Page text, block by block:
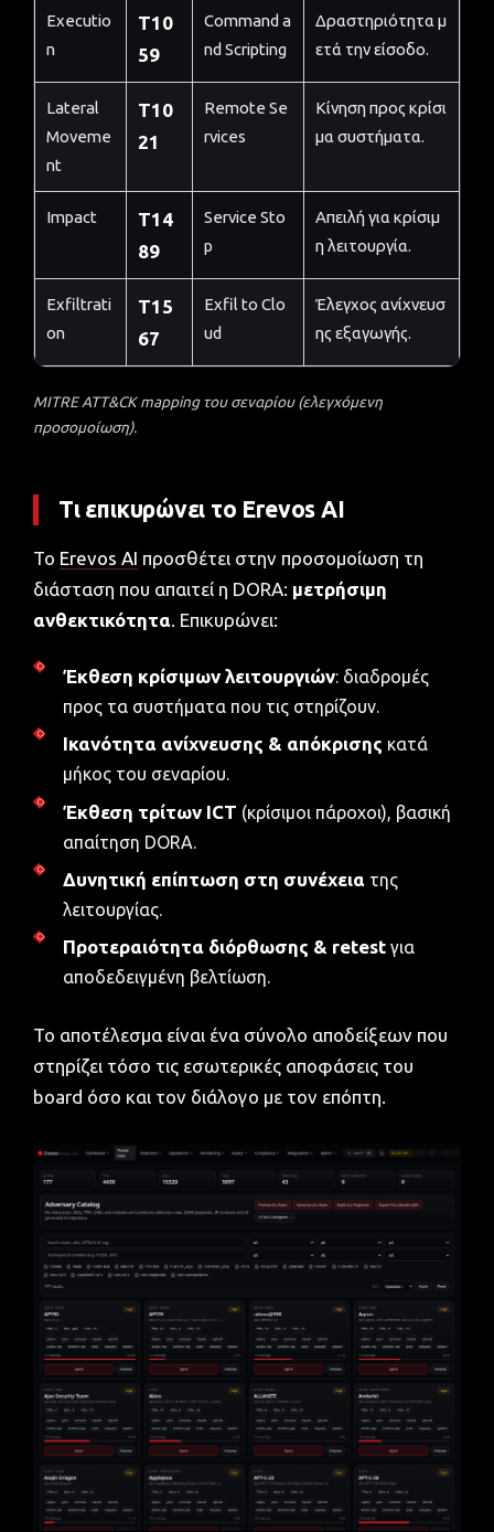
Executio
n
T10
59
Command a
nd Scripting
Δραστηριότητα μ
ετά την είσοδο.
Lateral
Moveme
nt
T10
21
Remote Se
rvices
Κίνηση προς κρίσι
μα συστήματα.
Impact
T14
89
Service Sto
p
Απειλή για κρίσιμ
η λειτουργία.
Exfiltrati
on
T15
67
Exfil to Clo
ud
Έλεγχος ανίχνευσ
ης εξαγωγής.
MITRE ATT&CK mapping του σεναρίου (ελεγχόμενη
προσομοίωση).
Τι επικυρώνει το Erevos AI
Το Erevos AI προσθέτει στην προσομοίωση τη
διάσταση που απαιτεί η DORA: μετρήσιμη
ανθεκτικότητα. Επικυρώνει:
Έκθεση κρίσιμων λειτουργιών: διαδρομές
προς τα συστήματα που τις στηρίζουν.
Ικανότητα ανίχνευσης & απόκρισης κατά
μήκος του σεναρίου.
Έκθεση τρίτων ICT (κρίσιμοι πάροχοι), βασική
απαίτηση DORA.
Δυνητική επίπτωση στη συνέχεια της
λειτουργίας.
Προτεραιότητα διόρθωσης & retest για
αποδεδειγμένη βελτίωση.
Το αποτέλεσμα είναι ένα σύνολο αποδείξεων που
στηρίζει τόσο τις εσωτερικές αποφάσεις του
board όσο και τον διάλογο με τον επόπτη.